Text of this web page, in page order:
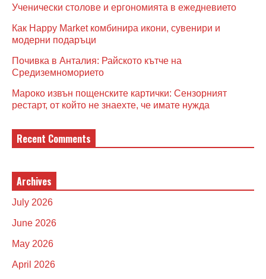
Ученически столове и ергономията в ежедневието
Как Happy Market комбинира икони, сувенири и
модерни подаръци
Почивка в Анталия: Райското кътче на
Средиземноморието
Мароко извън пощенските картички: Сензорният
рестарт, от който не знаехте, че имате нужда
Recent Comments
Archives
July 2026
June 2026
May 2026
April 2026